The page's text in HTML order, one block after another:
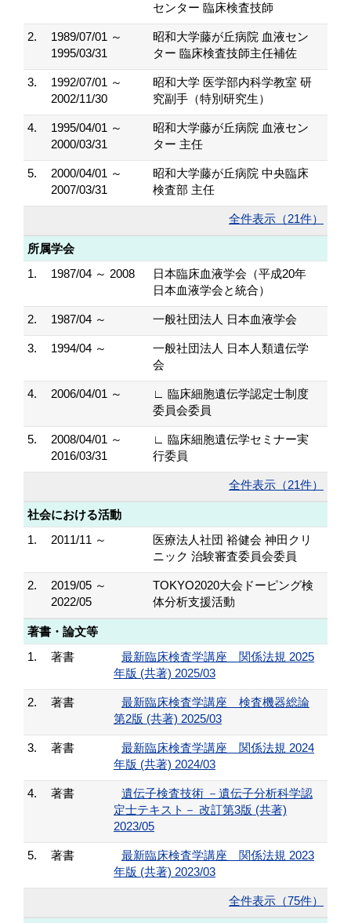
センター 臨床検査技師
2.
1989/07/01 ～
1995/03/31
昭和大学藤が丘病院 血液セン
ター 臨床検査技師主任補佐
3.
1992/07/01 ～
2002/11/30
昭和大学 医学部内科学教室 研
究副手（特別研究生）
4.
1995/04/01 ～
2000/03/31
昭和大学藤が丘病院 血液セン
ター 主任
5.
2000/04/01 ～
2007/03/31
昭和大学藤が丘病院 中央臨床
検査部 主任
全件表示（21件）
所属学会
1.
1987/04 ～ 2008
日本臨床血液学会（平成20年
日本血液学会と統合）
2. 1987/04 ～ 一般社団法人 日本血液学会
3. 1994/04 ～
一般社団法人 日本人類遺伝学
会
4. 2006/04/01 ～
∟ 臨床細胞遺伝学認定士制度
委員会委員
5.
2008/04/01 ～
2016/03/31
∟ 臨床細胞遺伝学セミナー実
行委員
全件表示（21件）
社会における活動
1.
2011/11 ～
医療法人社団 裕健会 神田クリ
ニック 治験審査委員会委員
2.
2019/05 ～
2022/05
TOKYO2020大会ドーピング検
体分析支援活動
著書・論文等
1.
著書
最新臨床検査学講座 関係法規 2025
年版 (共著) 2025/03
2. 著書
最新臨床検査学講座 検査機器総論
第2版 (共著) 2025/03
3. 著書
最新臨床検査学講座 関係法規 2024
年版 (共著) 2024/03
4. 著書
遺伝子検査技術 －遺伝子分析科学認
定士テキスト－ 改訂第3版 (共著)
2023/05
5. 著書
最新臨床検査学講座 関係法規 2023
年版 (共著) 2023/03
全件表示（75件）